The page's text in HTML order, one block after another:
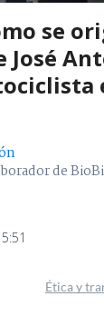
se
José
de
Ética y